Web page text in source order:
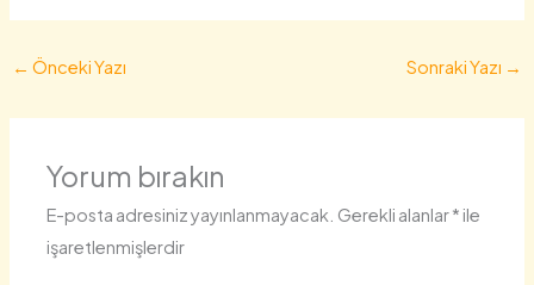
← Önceki Yazı Sonraki Yazı →
Yorum bırakın
E-posta adresiniz yayınlanmayacak. Gerekli alanlar* ile
işaretlenmişlerdir